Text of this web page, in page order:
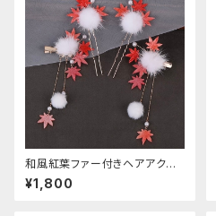
和風紅葉ファー付きヘアアクセ
サリー
¥1,800